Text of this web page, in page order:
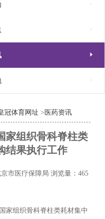

冠体育网址 > 医药资讯
家组织骨科脊柱类
结果执行工作
市医疗保障局 浏览量：465
家组织骨科脊柱类耗材集中